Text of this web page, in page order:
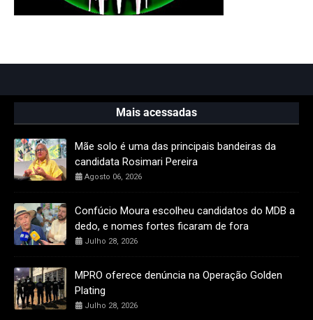
Mais acessadas
Mãe solo é uma das principais bandeiras da
candidata Rosimari Pereira
Agosto 06, 2026
Confúcio Moura escolheu candidatos do MDB a
dedo, e nomes fortes ficaram de fora
Julho 28, 2026
MPRO oferece denúncia na Operação Golden
Plating
Julho 28, 2026